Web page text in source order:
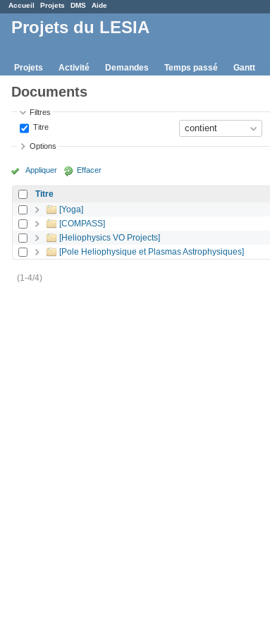
Accueil Projets DMS Aide
Projets du LESIA
Projets Activité Demandes Temps passé Gantt
Documents
Filtres
Titre
Options
Appliquer Effacer
Titre
[Yoga]
[COMPASS]
[Heliophysics VO Projects]
[Pole Heliophysique et Plasmas Astrophysiques]
(1-4/4)